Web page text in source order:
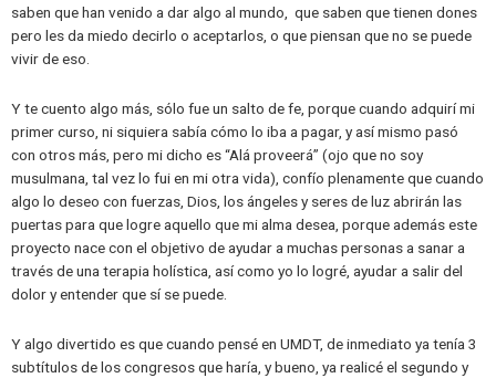
saben que han venido a dar algo al mundo, que saben que tienen dones
pero les da miedo decirlo o aceptarlos, o que piensan que no se puede
vivir de eso.
Y te cuento algo más, sólo fue un salto de fe, porque cuando adquirí mi
primer curso, ni siquiera sabía cómo lo iba a pagar, y así mismo pasó
con otros más, pero mi dicho es “Alá proveerá” (ojo que no soy
musulmana, tal vez lo fui en mi otra vida), confío plenamente que cuando
algo lo deseo con fuerzas, Dios, los ángeles y seres de luz abrirán las
puertas para que logre aquello que mi alma desea, porque además este
proyecto nace con el objetivo de ayudar a muchas personas a sanar a
través de una terapia holística, así como yo lo logré, ayudar a salir del
dolor y entender que sí se puede.
Y algo divertido es que cuando pensé en UMDT, de inmediato ya tenía 3
subtítulos de los congresos que haría, y bueno, ya realicé el segundo y